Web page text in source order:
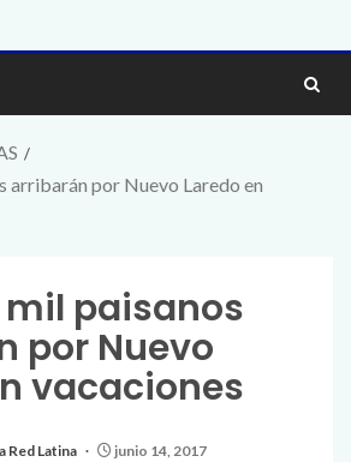
arribarán por Nuevo Laredo en
mil paisanos
por Nuevo
vacaciones
Red Latina junio 14, 2017